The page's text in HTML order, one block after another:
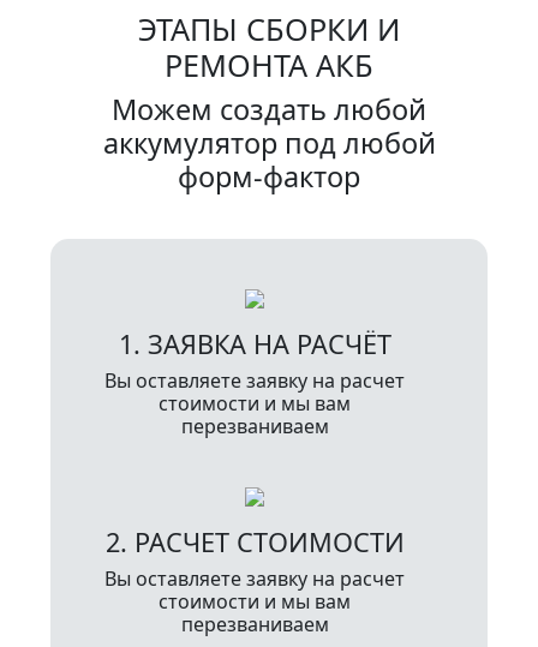
ЭТАПЫ СБОРКИ И
РЕМОНТА АКБ
Можем создать любой
аккумулятор под любой
форм-фактор
1. ЗАЯВКА НА РАСЧЁТ
Вы оставляете заявку на расчет
стоимости и мы вам
перезваниваем
2. РАСЧЕТ СТОИМОСТИ
Вы оставляете заявку на расчет
стоимости и мы вам
перезваниваем